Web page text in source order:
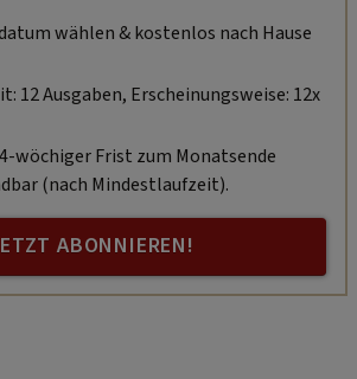
wählen & kostenlos nach Hause
12 Ausgaben, Erscheinungsweise: 12x
wöchiger Frist zum Monatsende
(nach Mindestlaufzeit).
ABONNIEREN!